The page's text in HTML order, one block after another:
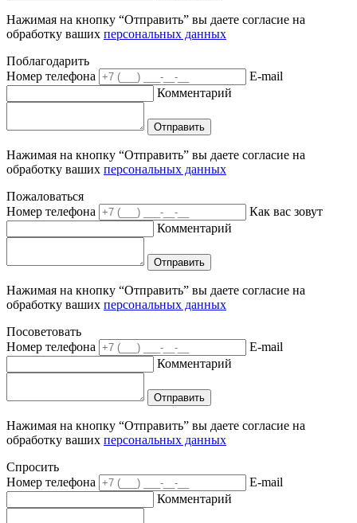
Нажимая на кнопку “Отправить” вы даете согласие на
обработку ваших персональных данных
Поблагодарить
Номер телефона
E-mail
Комментарий
Отправить
Нажимая на кнопку “Отправить” вы даете согласие на
обработку ваших персональных данных
Пожаловаться
Номер телефона
Как вас зовут
Комментарий
Отправить
Нажимая на кнопку “Отправить” вы даете согласие на
обработку ваших персональных данных
Посоветовать
Номер телефона
E-mail
Комментарий
Отправить
Нажимая на кнопку “Отправить” вы даете согласие на
обработку ваших персональных данных
Спросить
Номер телефона
E-mail
Комментарий